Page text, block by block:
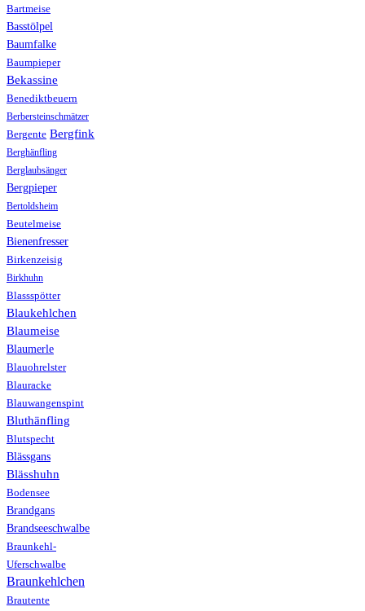
Bartmeise
Basstölpel
Baumfalke
Baumpieper
Bekassine
Benediktbeuern
Berbersteinschmätzer
Bergente Bergfink
Berghänfling
Berglaubsänger
Bergpieper
Bertoldsheim
Beutelmeise
Bienenfresser
Birkenzeisig
Birkhuhn
Blassspötter
Blaukehlchen
Blaumeise
Blaumerle
Blauohrelster
Blauracke
Blauwangenspint
Bluthänfling
Blutspecht
Blässgans
Blässhuhn
Bodensee
Brandgans
Brandseeschwalbe
Braunkehl-
Uferschwalbe
Braunkehlchen
Brautente